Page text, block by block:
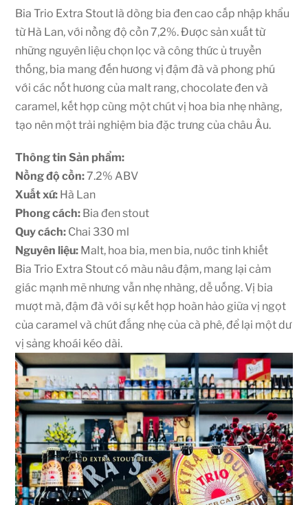
Bia Trio Extra Stout là dòng bia đen cao cấp nhập khẩu
từ Hà Lan, với nồng độ cồn 7,2%. Được sản xuất từ
những nguyên liệu chọn lọc và công thức ủ truyền
thống, bia mang đến hương vị đậm đà và phong phú
với các nốt hương của malt rang, chocolate đen và
caramel, kết hợp cùng một chút vị hoa bia nhẹ nhàng,
tạo nên một trải nghiệm bia đặc trưng của châu Âu.
Thông tin Sản phẩm:
Nồng độ cồn:7.2% ABV
Xuất xứ: Hà Lan
Phong cách: Bia đen stout
Quy cách: Chai 330 ml
Nguyên liệu: Malt, hoa bia, men bia, nước tinh khiết
Bia Trio Extra Stout có màu nâu đậm, mang lại cảm
giác mạnh mẽ nhưng vẫn nhẹ nhàng, dễ uống. Vị bia
mượt mà, đậm đà với sự kết hợp hoàn hảo giữa vị ngọt
của caramel và chút đắng nhẹ của cà phê, để lại một dư
vị sảng khoái kéo dài.